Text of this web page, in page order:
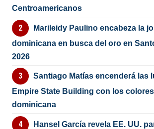
Centroamericanos
Marileidy Paulino encabeza la
dominicana en busca del oro en
2026
Santiago Matías encenderá las
Empire State Building con los
dominicana
Hansel García revela EE. UU.